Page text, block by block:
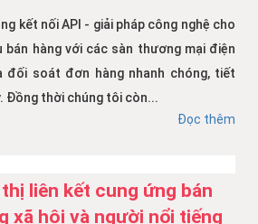
kết nối API - giải pháp công nghệ cho
hàng với các sàn thương mại điện
đối soát đơn hàng nhanh chóng, tiết
Đồng thời chúng tôi còn...
Đọc thêm
liên kết cung ứng bán
xã hội và người nổi tiếng